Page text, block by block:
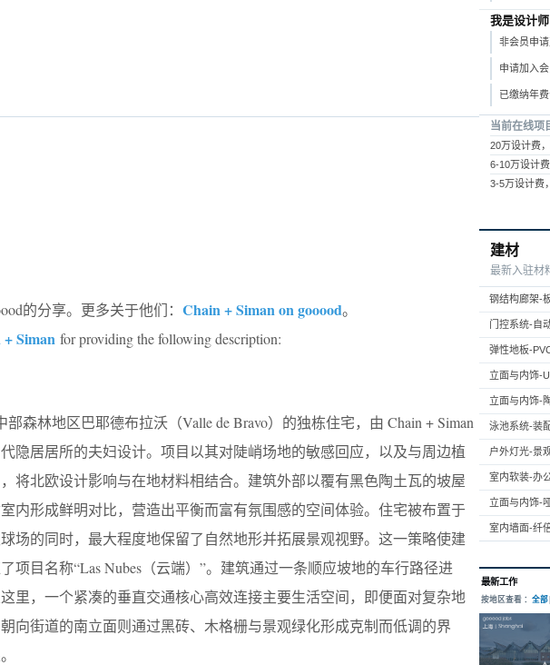
的分享。更多关于他们： Chain + Siman on gooood。
Siman for providing the following description:
部森林地区巴耶德布拉沃（Valle de Bravo）的独栋住宅，由 Chain + Siman
隐居居所的夫妇设计。项目以其对陡峭场地的敏感回应，以及与周边植
将北欧设计影响与在地材料相结合。建筑外部以覆有黑色陶土瓦的坡屋
内形成鲜明对比，营造出平衡而富有氛围感的空间体验。住宅被布置于
场的同时，最大程度地保留了自然地形并拓展景观视野。这一策略使建
项目名称“Las Nubes（云端）”。建筑通过一条顺应坡地的车行路径进
里，一个紧凑的垂直交通核心高效连接主要生活空间，即便面对复杂地
向街道的南立面则通过黑砖、木格栅与景观绿化形成克制而低调的界
我是设计
非会员申
申请加入
已缴纳年
当前在线项
20万设计费
6-10万设计
3-5万设计费
建材
最新入驻材
钢结构廊架-
门控系统-自
弹性地板-
立面与内饰-
立面与内饰-
泳池系统-装
户外灯光-景
室内软装-办
立面与内饰-
室内墙面-纤